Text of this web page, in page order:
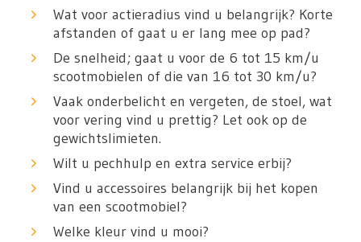
Wat voor actieradius vind u belangrijk? Korte
afstanden of gaat u er lang mee op pad?
De snelheid; gaat u voor de 6 tot 15 km/u
scootmobielen of die van 16 tot 30 km/u?
Vaak onderbelicht en vergeten, de stoel, wat
voor vering vind u prettig? Let ook op de
gewichtslimieten.
Wilt u pechhulp en extra service erbij?
Vind u accessoires belangrijk bij het kopen
van een scootmobiel?
Welke kleur vind u mooi?